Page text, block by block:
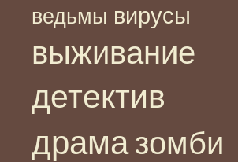
ведьмы вирусы
выживание
детектив
драма зомби